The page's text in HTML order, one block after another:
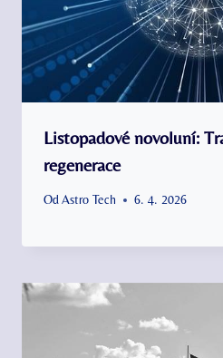
Listopadové novoluní:
regenerace
OdAstro Tech 6. 4. 2026